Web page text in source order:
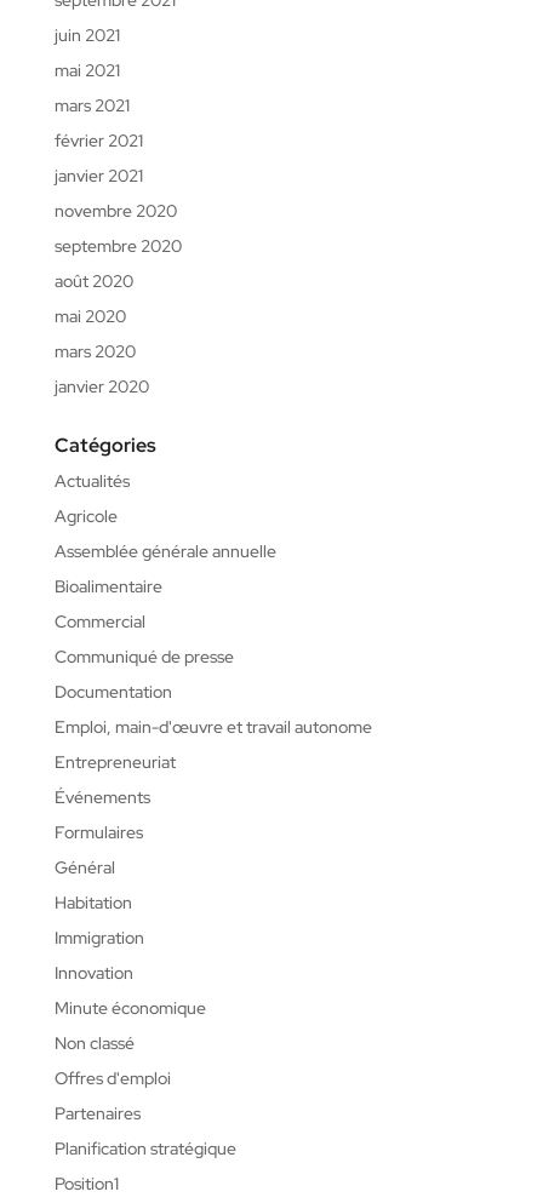
juin 2021
mai 2021
mars 2021
février 2021
janvier 2021
novembre 2020
septembre 2020
août 2020
mai 2020
mars 2020
janvier 2020
Catégories
Actualités
Agricole
Assemblée générale annuelle
Bioalimentaire
Commercial
Communiqué de presse
Documentation
Emploi, main-d'œuvre et travail autonome
Entrepreneuriat
Événements
Formulaires
Général
Habitation
Immigration
Innovation
Minute économique
Non classé
Offres d'emploi
Partenaires
Planification stratégique
Position1